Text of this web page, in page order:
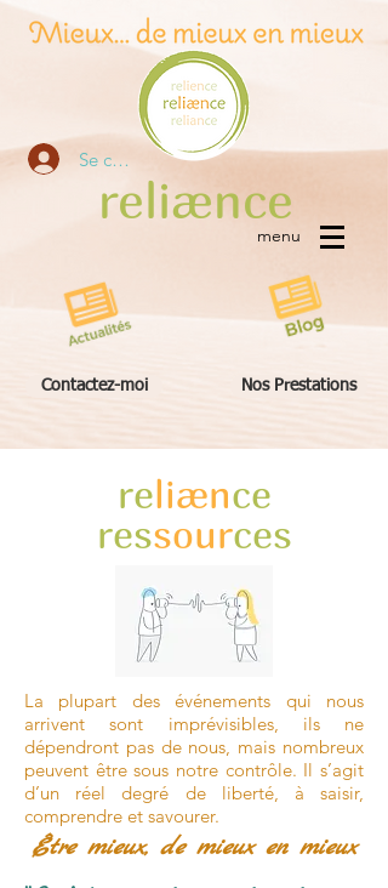
Se connecter
reliænce
menu
Contactez-moi Nos Prestations
reliænce
ressources
La plupart des événements qui nous
arrivent sont imprévisibles, ils ne
dépendront pas de nous, mais nombreux
peuvent être sous notre contrôle. Il s’agit
d’un réel degré de liberté, à saisir,
comprendre et savourer.
Être mieux, de mieux en mieux